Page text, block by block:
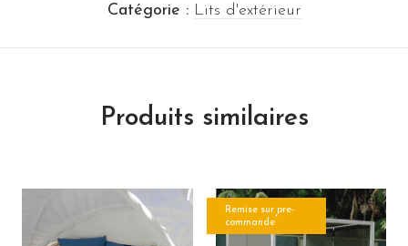
Catégorie : Lits d'extérieur
Produits similaires
Remise sur pre-
commande*